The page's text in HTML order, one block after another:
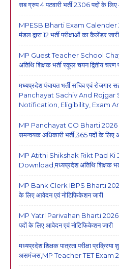
सब ग्रुप 4 पटवारी भर्ती 2306 पदों के
MPESB Bharti Exam Calender
मंडल द्वारा 12 भर्ती परीक्षाओं का कैलेंडर जारी
MP Guest Teacher School
अतिथि शिक्षक भर्ती स्कूल चयन द्वितीय
मध्यप्रदेश पंचायत भर्ती सचिव एवं
Panchayat Sachiv And Rojgar
Notification, Eligibility, Exam
MP Panchayat CO Bharti 2026
समन्वयक अधिकारी भर्ती,365 पदों के लिए
MP Atithi Shikshak Rikt Pad Ki
Download,मध्यप्रदेश अतिथि शिक्षक
MP Bank Clerk IBPS Bharti
के लिए आवेदन एवं नोटिफिकेशन जारी
MP Yatri Parivahan Bharti
पदों के लिए आवेदन एवं नोटिफिकेशन जारी
मध्यप्रदेश शिक्षक पात्रता परीक्षा
असमंजस,MP Teacher TET Exam